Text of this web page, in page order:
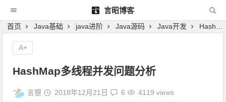
言昭博客
首页 Java基础 java进阶 Java源码 Java开发 HashMap多线程并发问题分析
HashMap多线程并发问题分析
言曌 2018年12月21日 6 4119 views
A+